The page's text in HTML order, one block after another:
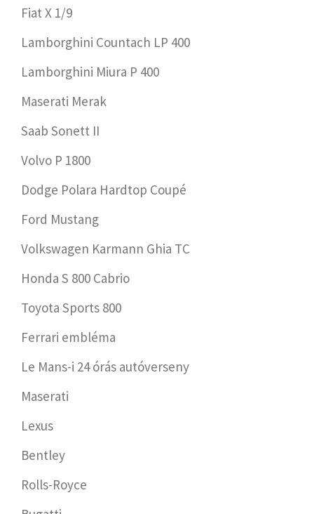
Fiat X 1/9
Lamborghini Countach LP 400
Lamborghini Miura P 400
Maserati Merak
Saab Sonett II
Volvo P 1800
Dodge Polara Hardtop Coupé
Ford Mustang
Volkswagen Karmann Ghia TC
Honda S 800 Cabrio
Toyota Sports 800
Ferrari embléma
Le Mans-i 24 órás autóverseny
Maserati
Lexus
Bentley
Rolls-Royce